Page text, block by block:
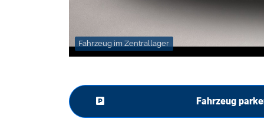
Fahrzeug im Zentrallager
Fahrzeug